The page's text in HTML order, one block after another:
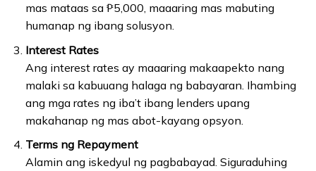
mas mataas sa ₱5,000, maaaring mas mabuting
humanap ng ibang solusyon.
Interest Rates
Ang interest rates ay maaaring makaapekto nang
malaki sa kabuuang halaga ng babayaran. Ihambing
ang mga rates ng iba’t ibang lenders upang
makahanap ng mas abot-kayang opsyon.
Terms ng Repayment
Alamin ang iskedyul ng pagbabayad. Siguraduhing